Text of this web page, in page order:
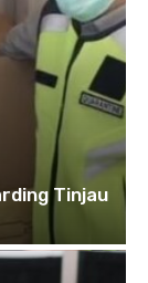
Tinjau